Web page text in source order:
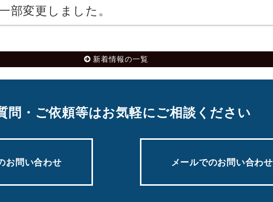
部変更しました。
新着情報の一覧
問・ご依頼等はお気軽にご相談ください
お問い合わせ メールでのお問い合わせ